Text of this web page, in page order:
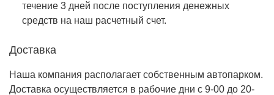
течение 3 дней после поступления денежных
средств на наш расчетный счет.
Доставка
Наша компания располагает собственным автопарком.
Доставка осуществляется в рабочие дни с 9-00 до 20-